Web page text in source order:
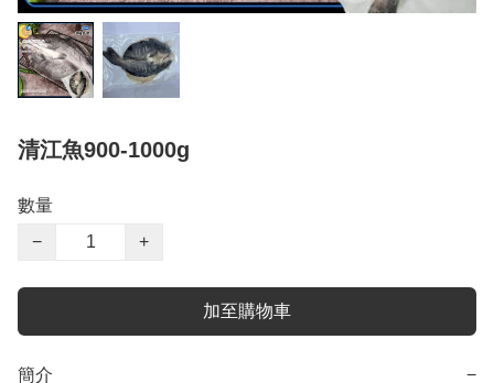
清江魚900-1000g
數量
−
+
加至購物車
簡介 −